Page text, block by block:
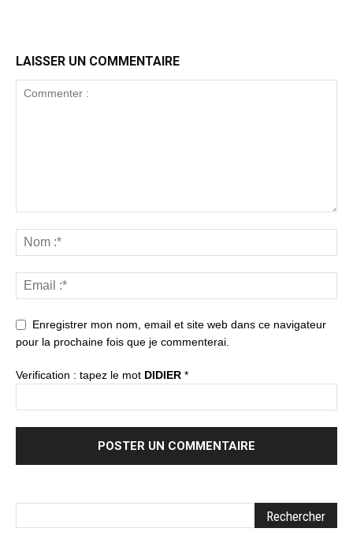
LAISSER UN COMMENTAIRE
Enregistrer mon nom, email et site web dans ce navigateur
pour la prochaine fois que je commenterai.
Verification : tapez le mot DIDIER *